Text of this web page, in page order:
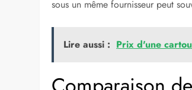
sous un même fournisseur peut
Lire aussi : Prix d'une